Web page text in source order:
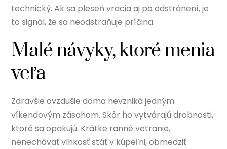
technický. Ak sa pleseň vracia aj po odstránení, je
to signál, že sa neodstraňuje príčina.
Malé návyky, ktoré menia
veľa
Zdravšie ovzdušie doma nevzniká jedným
víkendovým zásahom. Skôr ho vytvárajú drobnosti,
ktoré sa opakujú. Krátke ranné vetranie,
nenechávať vlhkosť stáť v kúpeľni, obmedziť